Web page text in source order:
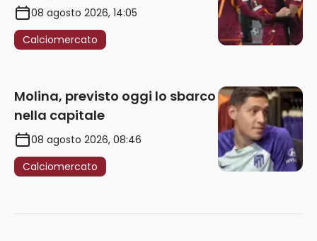
08 agosto 2026, 14:05
Calciomercato
Molina, previsto oggi lo sbarco
nella capitale
08 agosto 2026, 08:46
Calciomercato